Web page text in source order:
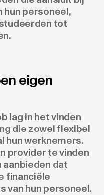
hun personeel,
tot
eigen
lag in het vinden
die zowel flexibel
hun werknemers.
provider te vinden
aanbieden dat
financiële
van hun personeel.